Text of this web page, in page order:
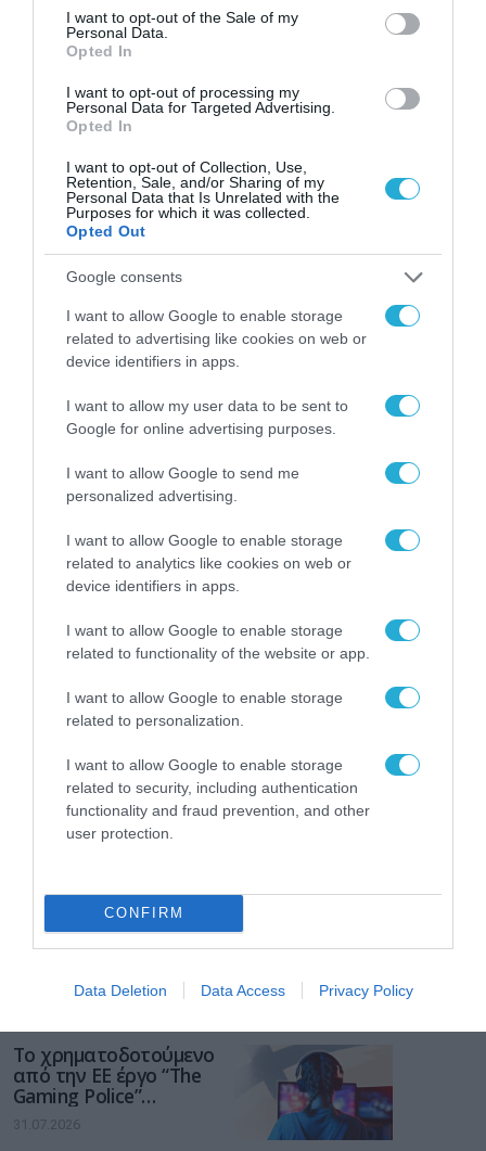
consent section.
I want to opt-out of the Sale of my
Personal Data.
Opted In
I want to opt-out of processing my
Personal Data for Targeted Advertising.
Opted In
I want to opt-out of Collection, Use,
Retention, Sale, and/or Sharing of my
Personal Data that Is Unrelated with the
Purposes for which it was collected.
Opted Out
Google consents
I want to allow Google to enable storage
related to advertising like cookies on web or
device identifiers in apps.
I want to allow my user data to be sent to
Google for online advertising purposes.
I want to allow Google to send me
personalized advertising.
I want to allow Google to enable storage
related to analytics like cookies on web or
device identifiers in apps.
I want to allow Google to enable storage
related to functionality of the website or app.
I want to allow Google to enable storage
related to personalization.
I want to allow Google to enable storage
related to security, including authentication
functionality and fraud prevention, and other
user protection.
CONFIRM
Data Deletion Data Access Privacy Policy
Η Dialectica εμπιστεύεται την
Infinitum για την αναβάθμιση
της δικτυακής της υποδομής
28.11.2024
Το χρηματοδοτούμενο
από την ΕΕ έργο “The
Gaming Police”
ενισχύει την ασφάλεια
των παιδιών στο
31.07.2026